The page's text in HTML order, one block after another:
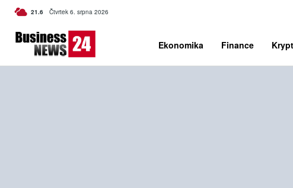
21.6 C Czech
Čtvrtek 6. srpna 2026
Ekonomika Finance